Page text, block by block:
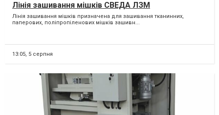
Лінія зашивання мішків СВЕДА ЛЗМ
Лінія зашивання мішків призначена для зашивання тканинних,
паперових, поліпропіленових мішків зашивн...
13:05, 5 серпня